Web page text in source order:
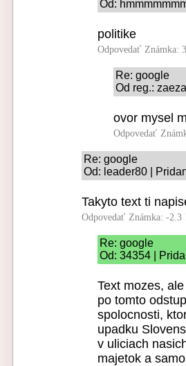
Od:
politike
Odpovedať Známka:
Re: google
Od reg.:
ovor mysel
Odpovedať
Re: google
Od: leader80 |
Takyto text ti
Odpovedať Známka: -2.3
Re: google
Od: 34354 |
Text mozes,
po tomto
spolocnosti,
upadku
v uliciach
majetok a